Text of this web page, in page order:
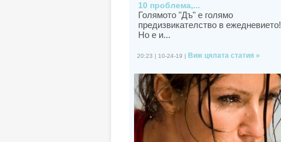
10 проблема,...
Голямото "Дъ" е голямо
предизвикателство в ежедневието!
Но е и...
20:23 | 10-24-19 | Виж цялата статия »